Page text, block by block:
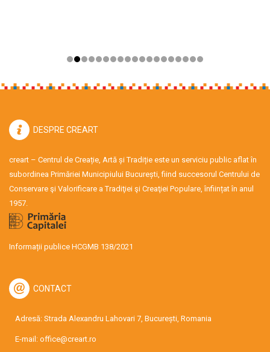
DESPRE CREART
creart – Centrul de Creație, Artă și Tradiție este un serviciu public aflat în
subordinea Primăriei Municipiului București, fiind succesorul Centrului de
Conservare şi Valorificare a Tradiţiei şi Creaţiei Populare, înființat în anul
1957.
Informații publice HCGMB 138/2021
CONTACT
Adresă: Strada Alexandru Lahovari 7, București, Romania
E-mail: office@creart.ro